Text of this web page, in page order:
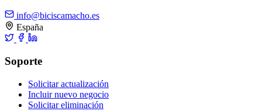
info@biciscamacho.es
España
Soporte
Solicitar actualización
Incluir nuevo negocio
Solicitar eliminación